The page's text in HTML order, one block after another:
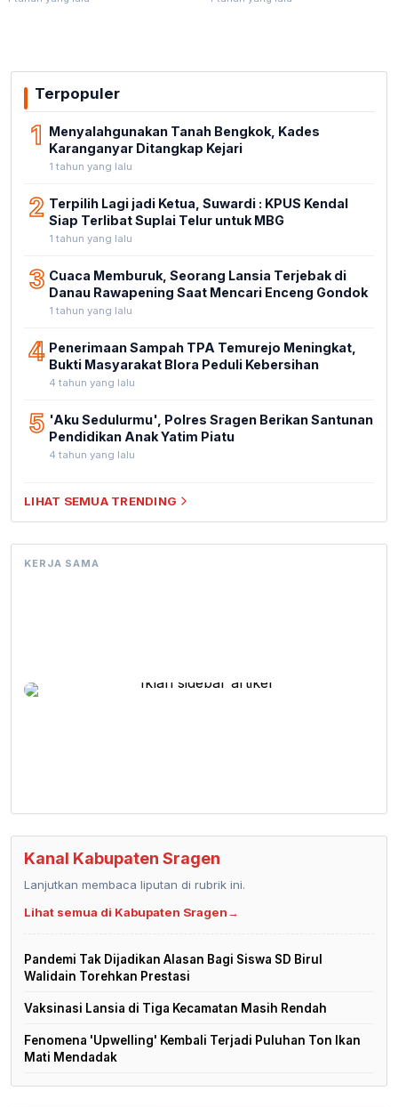
Terpopuler
1 Menyalahgunakan Tanah Bengkok, Kades
Karanganyar Ditangkap Kejari
1 tahun yang lalu
2 Terpilih Lagi jadi Ketua, Suwardi : KPUS Kendal
Siap Terlibat Suplai Telur untuk MBG
1 tahun yang lalu
3 Cuaca Memburuk, Seorang Lansia Terjebak di
Danau Rawapening Saat Mencari Enceng Gondok
1 tahun yang lalu
4 Penerimaan Sampah TPA Temurejo Meningkat,
Bukti Masyarakat Blora Peduli Kebersihan
4 tahun yang lalu
5 'Aku Sedulurmu', Polres Sragen Berikan Santunan
Pendidikan Anak Yatim Piatu
4 tahun yang lalu
LIHAT SEMUA TRENDING
KERJA SAMA
Kanal Kabupaten Sragen
Lanjutkan membaca liputan di rubrik ini.
Lihat semua di Kabupaten Sragen→
Pandemi Tak Dijadikan Alasan Bagi Siswa SD Birul
Walidain Torehkan Prestasi
Vaksinasi Lansia di Tiga Kecamatan Masih Rendah
Fenomena 'Upwelling' Kembali Terjadi Puluhan Ton Ikan
Mati Mendadak